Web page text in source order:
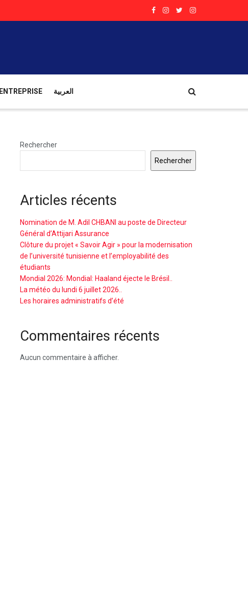
ENTREPRISE العربية
Rechercher
Rechercher
Articles récents
Nomination de M. Adil CHBANI au poste de Directeur
Général d’Attijari Assurance
Clôture du projet « Savoir Agir » pour la modernisation
de l’université tunisienne et l’employabilité des
étudiants
Mondial 2026: Mondial: Haaland éjecte le Brésil..
La météo du lundi 6 juillet 2026..
Les horaires administratifs d’été
Commentaires récents
Aucun commentaire à afficher.